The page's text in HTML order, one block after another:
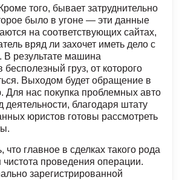
того, бывает затруднительно
было в угоне — эти данные
на соответствующих сайтах,
вряд ли захочет иметь дело с
В результате машина
груз, от которого
Выходом будет обращение в
Для нас покупка проблемных авто
благодаря штату
юристов готовы рассмотреть
что главное в сделках такого рода
проведения операции.
зарегистрированной